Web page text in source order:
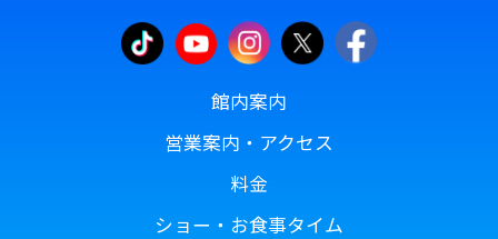
館内案内
営業案内・アクセス
料金
ショー・お食事タイム